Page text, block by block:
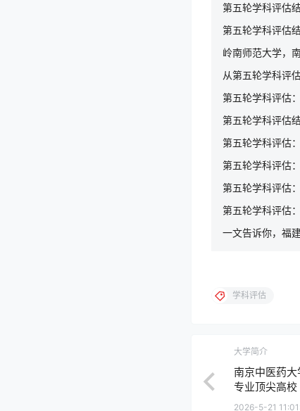
第五轮学科评估
第五轮学科评估
岭南师范大学，
从第五轮学科评
第五轮学科评估
第五轮学科评估
第五轮学科评估
第五轮学科评估
第五轮学科评估
第五轮学科评估
一文告诉你，福
学科评估
大学简介
南京中医药
专业顶尖高校
2026-5-21